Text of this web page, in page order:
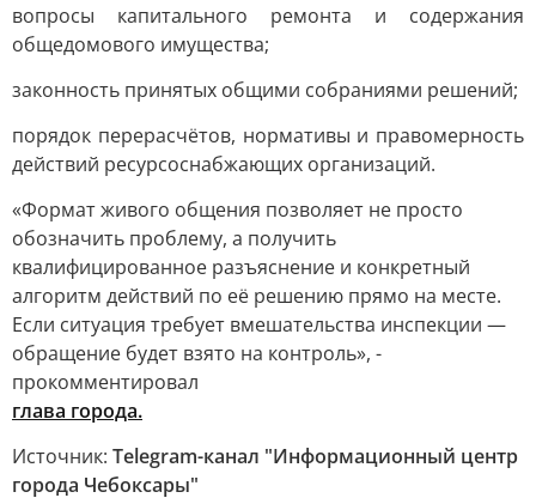
вопросы капитального ремонта и содержания
общедомового имущества;
законность принятых общими собраниями решений;
порядок перерасчётов, нормативы и правомерность
действий ресурсоснабжающих организаций.
«Формат живого общения позволяет не просто
обозначить проблему, а получить
квалифицированное разъяснение и конкретный
алгоритм действий по её решению прямо на месте.
Если ситуация требует вмешательства инспекции —
обращение будет взято на контроль», -
прокомментировал
глава города.
Источник: Telegram-канал "Информационный центр
города Чебоксары"